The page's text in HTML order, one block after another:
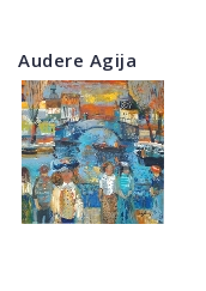
Audere Agija